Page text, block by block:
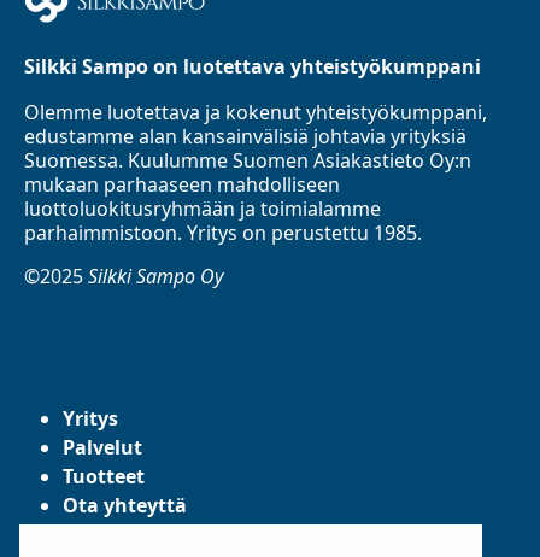
Silkki Sampo on luotettava yhteistyökumppani
Olemme luotettava ja kokenut yhteistyökumppani,
edustamme alan kansainvälisiä johtavia yrityksiä
Suomessa. Kuulumme Suomen Asiakastieto Oy:n
mukaan parhaaseen mahdolliseen
luottoluokitusryhmään ja toimialamme
parhaimmistoon. Yritys on perustettu 1985.
©2025Silkki Sampo Oy
Yritys
Palvelut
Tuotteet
Ota yhteyttä